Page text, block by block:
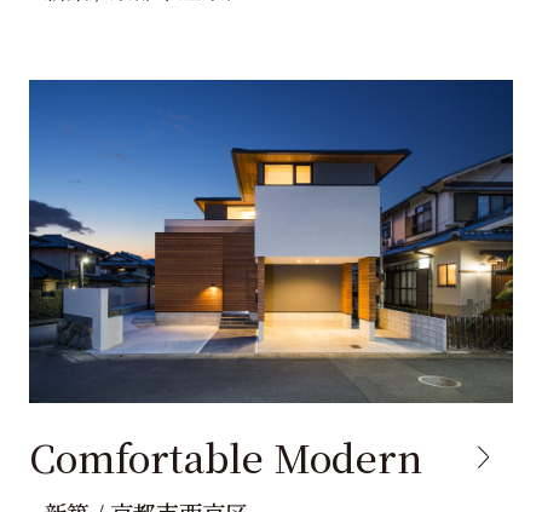
Comfortable Modern